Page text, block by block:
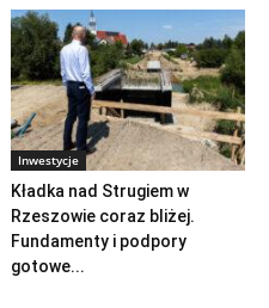
Inwestycje
Kładka nad Strugiem w
Rzeszowie coraz bliżej.
Fundamenty i podpory
gotowe...